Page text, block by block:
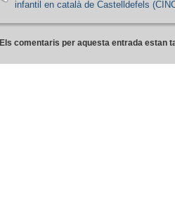
infantil en català de Castelldefels
Els comentaris per aquesta entrada estan